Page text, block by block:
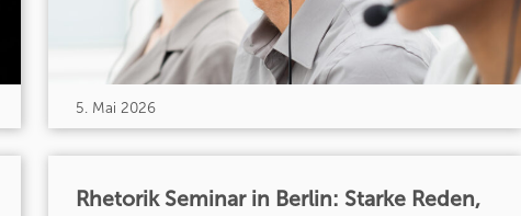
5. Mai 2026
Rhetorik Seminar in Berlin: Starke Reden,